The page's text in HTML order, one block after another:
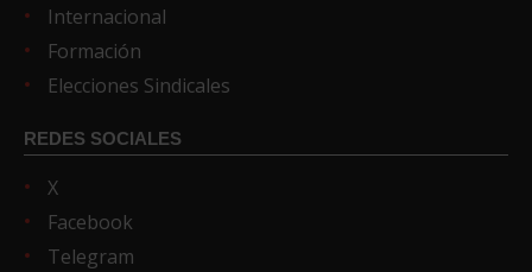
Internacional
Formación
Elecciones Sindicales
REDES SOCIALES
X
Facebook
Telegram